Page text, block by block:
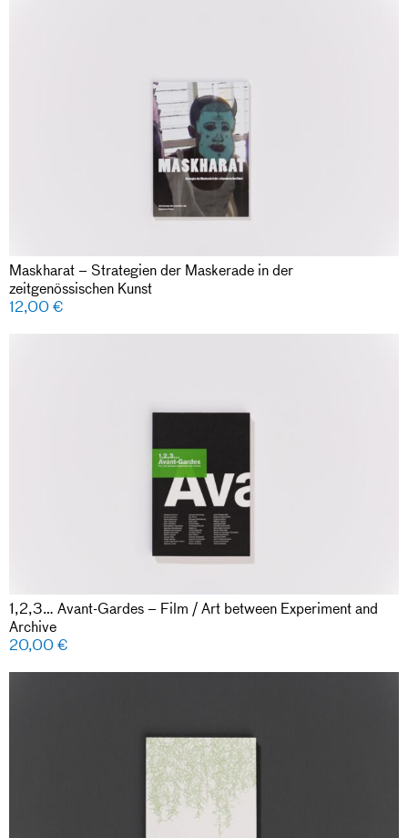
Maskharat – Strategien der Maskerade in der
zeitgenössischen Kunst
12,00€
1,2,3… Avant-Gardes – Film / Art between Experiment and
Archive
20,00€